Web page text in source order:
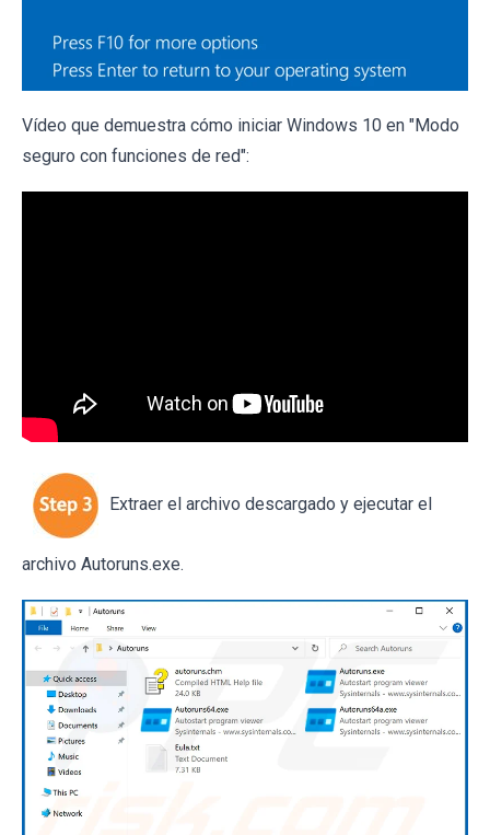
Vídeo que demuestra cómo iniciar Windows 10 en "Modo
seguro con funciones de red":
Extraer el archivo descargado y ejecutar el
archivo Autoruns.exe.